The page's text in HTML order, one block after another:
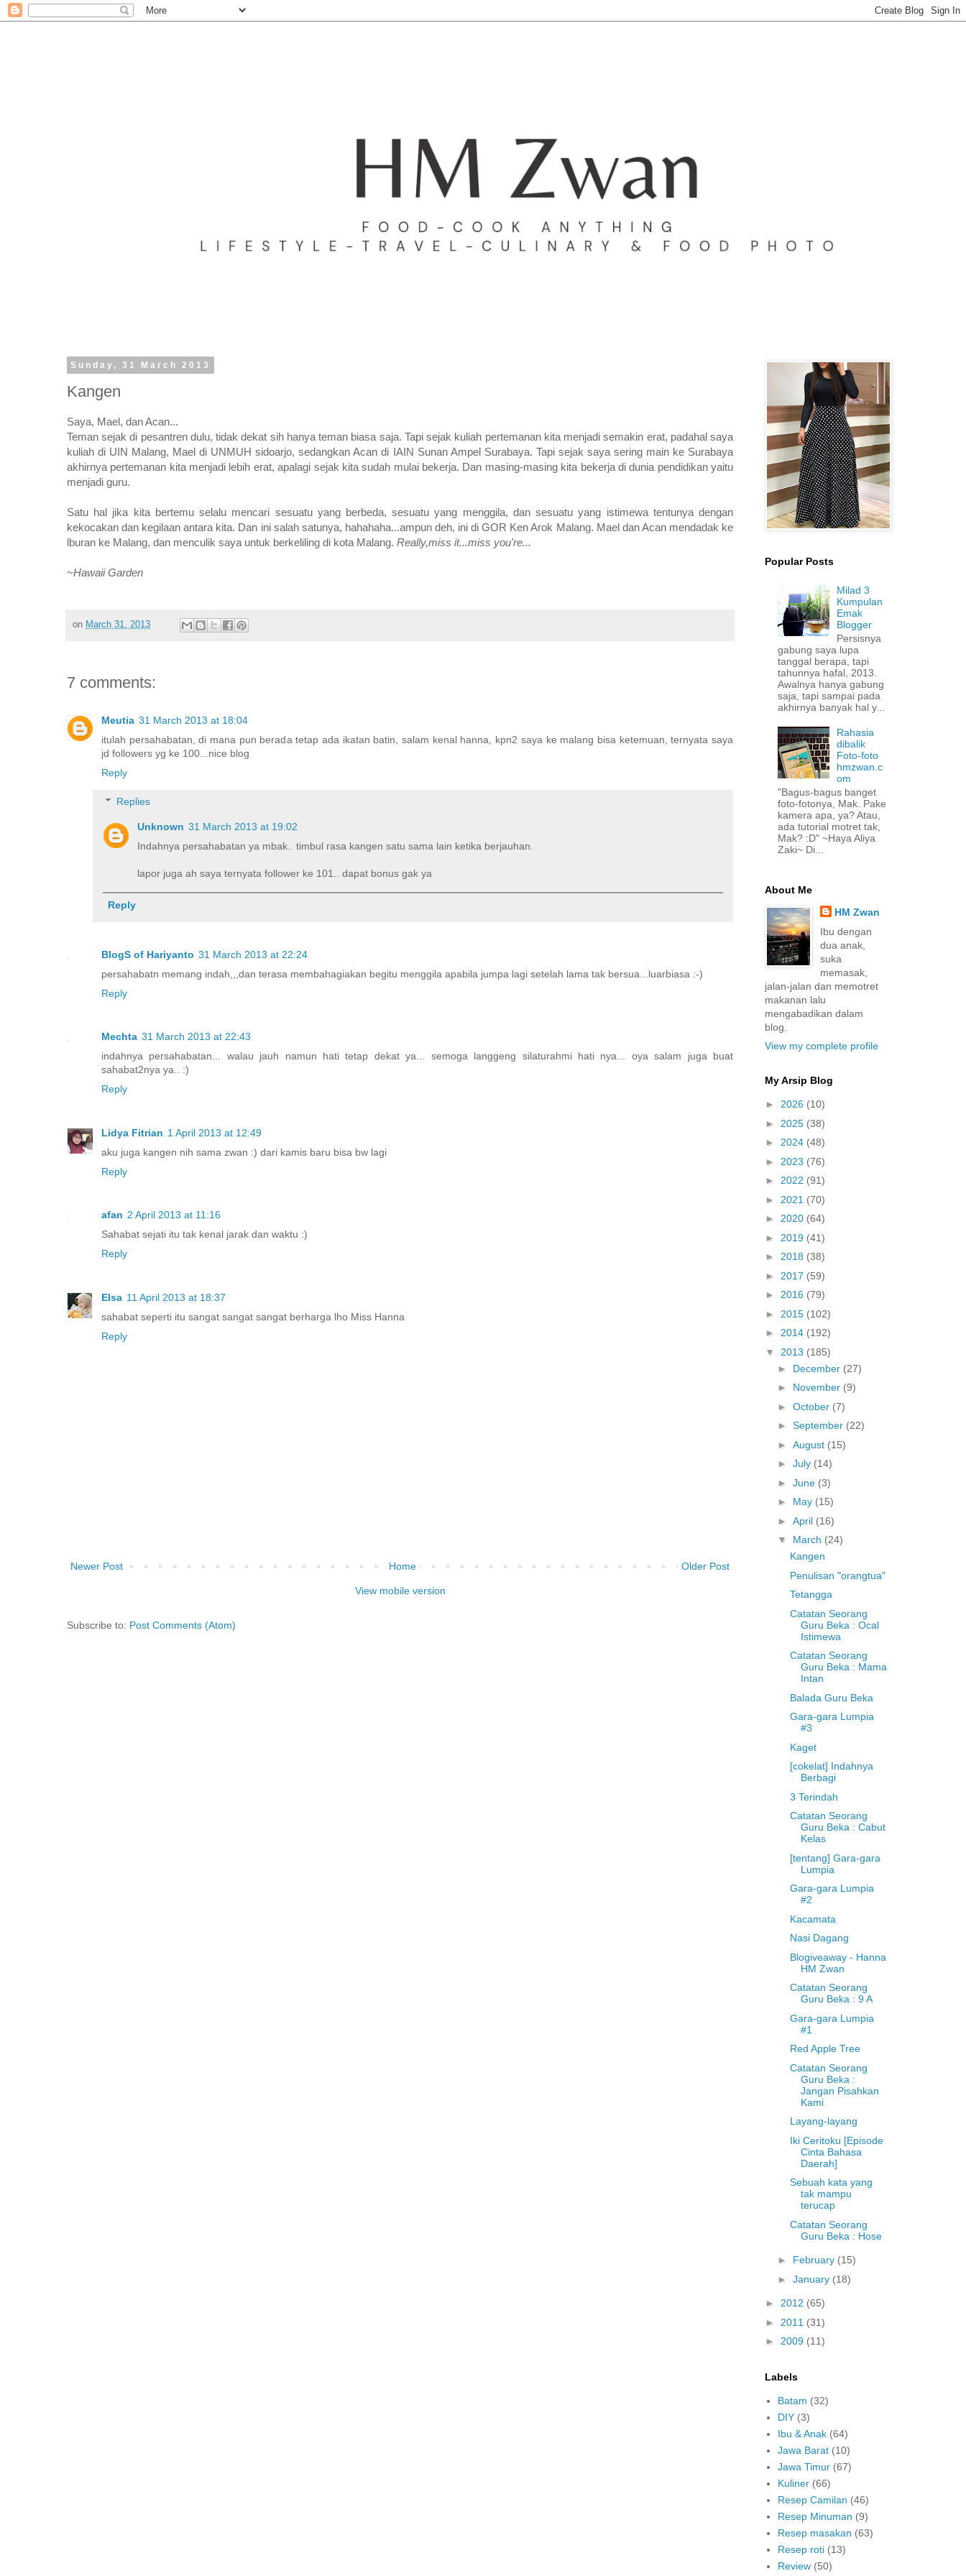
Sunday, 31 March 2013
Kangen
Saya, Mael, dan Acan...
Teman sejak di pesantren dulu, tidak dekat sih hanya teman biasa saja. Tapi sejak kuliah pertemanan kita menjadi semakin erat, padahal saya
kuliah di UIN Malang, Mael di UNMUH sidoarjo, sedangkan Acan di IAIN Sunan Ampel Surabaya. Tapi sejak saya sering main ke Surabaya
akhirnya pertemanan kita menjadi lebih erat, apalagi sejak kita sudah mulai bekerja. Dan masing-masing kita bekerja di dunia pendidikan yaitu
menjadi guru.
Satu hal jika kita bertemu selalu mencari sesuatu yang berbeda, sesuatu yang menggila, dan sesuatu yang istimewa tentunya dengan
kekocakan dan kegilaan antara kita. Dan ini salah satunya, hahahaha...ampun deh, ini di GOR Ken Arok Malang. Mael dan Acan mendadak ke
lburan ke Malang, dan menculik saya untuk berkeliling di kota Malang. Really,miss it...miss you're...
~Hawaii Garden
on March 31, 2013
7 comments:
Meutia 31 March 2013 at 18:04
itulah persahabatan, di mana pun berada tetap ada ikatan batin, salam kenal hanna, kpn2 saya ke malang bisa ketemuan, ternyata saya
jd followers yg ke 100...nice blog
Reply
Replies
Unknown 31 March 2013 at 19:02
Indahnya persahabatan ya mbak.. timbul rasa kangen satu sama lain ketika berjauhan.
lapor juga ah saya ternyata follower ke 101.. dapat bonus gak ya
Reply
BlogS of Hariyanto 31 March 2013 at 22:24
persahabatn memang indah,,,dan terasa membahagiakan begitu menggila apabila jumpa lagi setelah lama tak bersua...luarbiasa :-)
Reply
Mechta 31 March 2013 at 22:43
indahnya persahabatan... walau jauh namun hati tetap dekat ya... semoga langgeng silaturahmi hati nya... oya salam juga buat
sahabat2nya ya.. :)
Reply
Lidya Fitrian 1 April 2013 at 12:49
aku juga kangen nih sama zwan :) dari kamis baru bisa bw lagi
Reply
afan 2 April 2013 at 11:16
Sahabat sejati itu tak kenal jarak dan waktu :)
Reply
Elsa 11 April 2013 at 18:37
sahabat seperti itu sangat sangat sangat berharga lho Miss Hanna
Reply
Newer Post Older Post
Home
View mobile version
Subscribe to: Post Comments (Atom)
Popular Posts
Milad 3
Kumpulan
Emak
Blogger
Persisnya
gabung saya lupa
tanggal berapa, tapi
tahunnya hafal, 2013.
Awalnya hanya gabung
saja, tapi sampai pada
akhirnya banyak hal y...
Rahasia
dibalik
Foto-foto
hmzwan.c
om
"Bagus-bagus banget
foto-fotonya, Mak. Pake
kamera apa, ya? Atau,
ada tutorial motret tak,
Mak? :D" ~Haya Aliya
Zaki~ Di...
About Me
HM Zwan
Ibu dengan
dua anak,
suka
memasak,
jalan-jalan dan memotret
makanan lalu
mengabadikan dalam
blog.
View my complete profile
My Arsip Blog
► 2026 (10)
► 2025 (38)
► 2024 (48)
► 2023 (76)
► 2022 (91)
► 2021 (70)
► 2020 (64)
► 2019 (41)
► 2018 (38)
► 2017 (59)
► 2016 (79)
► 2015 (102)
► 2014 (192)
▼ 2013 (185)
► December (27)
► November (9)
► October (7)
► September (22)
► August (15)
► July (14)
► June (3)
► May (15)
► April (16)
▼ March (24)
Kangen
Penulisan "orangtua"
Tetangga
Catatan Seorang
Guru Beka : Ocal
Istimewa
Catatan Seorang
Guru Beka : Mama
Intan
Balada Guru Beka
Gara-gara Lumpia
#3
Kaget
[cokelat] Indahnya
Berbagi
3 Terindah
Catatan Seorang
Guru Beka : Cabut
Kelas
[tentang] Gara-gara
Lumpia
Gara-gara Lumpia
#2
Kacamata
Nasi Dagang
Blogiveaway - Hanna
HM Zwan
Catatan Seorang
Guru Beka : 9 A
Gara-gara Lumpia
#1
Red Apple Tree
Catatan Seorang
Guru Beka :
Jangan Pisahkan
Kami
Layang-layang
Iki Ceritoku [Episode
Cinta Bahasa
Daerah]
Sebuah kata yang
tak mampu
terucap
Catatan Seorang
Guru Beka : Hose
► February (15)
► January (18)
► 2012 (65)
► 2011 (31)
► 2009 (11)
Labels
Batam (32)
DIY (3)
Ibu & Anak (64)
Jawa Barat (10)
Jawa Timur (67)
Kuliner (66)
Resep Camilan (46)
Resep Minuman (9)
Resep masakan (63)
Resep roti (13)
Review (50)